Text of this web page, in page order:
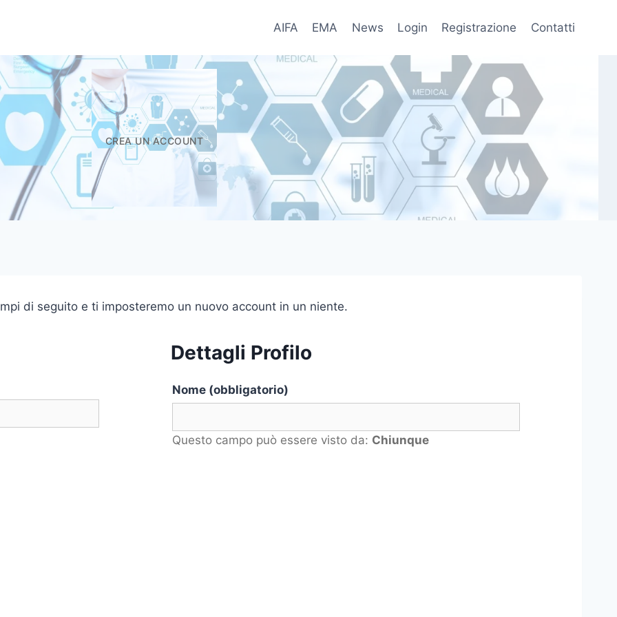
del Farmaco - Informatori.Info
AIFA EMA News Login Registrazione Contatti
CREA UN ACCOUNT
di seguito e ti imposteremo un nuovo account in un niente.
Dettagli Profilo
Nome (obbligatorio)
Questo campo può essere visto da: Chiunque